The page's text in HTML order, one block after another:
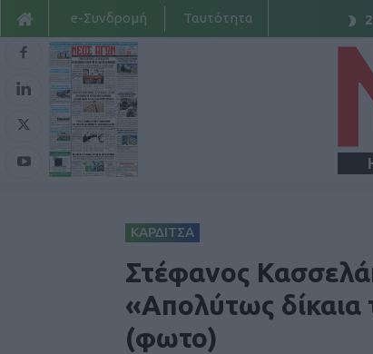
e-Συνδρομή Ταυτότητα
ΚΑΡΔΙΤΣΑ
Στέφανος
«Απολύτως
(φωτο)